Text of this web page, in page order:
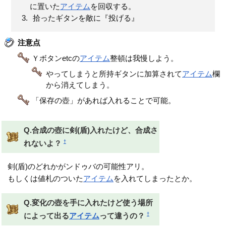
に置いたアイテムを回収する。
拾ったギタンを敵に『投げる』
注意点
Ｙボタンetcのアイテム整頓は我慢しよう。
やってしまうと所持ギタンに加算されてアイテム欄
から消えてしまう。
「保存の壺」があれば入れることで可能。
Q.合成の壺に剣(盾)入れたけど、合成さ
れないよ？
†
剣(盾)のどれかがンドゥバの可能性アリ。
もしくは値札のついたアイテム を入れてしまったとか。
Q.変化の壺を手に入れたけど使う場所
によって出るアイテムって違うの？ †